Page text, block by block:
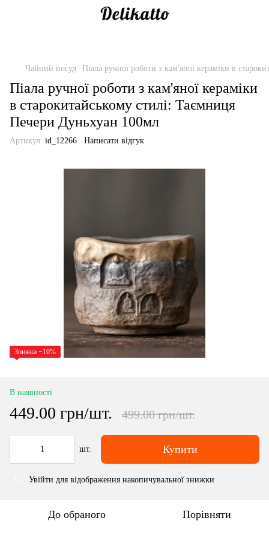
Чайний посуд Піала ручної роботи з кам'яної кераміки в
Піала ручної роботи з кам'яної кераміки
в старокитайському стилі: Таємниця
Печери Дуньхуан 100мл
Артикул: id_12266 Написати відгук
Знижка −10%
В наявності
449.00 грн/шт. 499.00 грн/шт.
шт. Купити
Увійти для відображення накопичувальної знижки
До обраного Порівняти